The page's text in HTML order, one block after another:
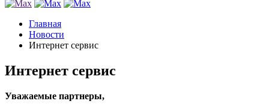
Главная
Новости
Интернет сервис
Интернет сервис
Уважаемые партнеры,